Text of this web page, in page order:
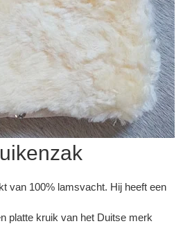
van 100% lamsvacht. Hij heeft een
platte kruik van het Duitse merk